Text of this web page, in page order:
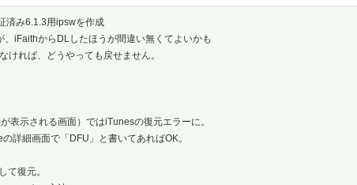
済み6.1.3用ipswを作成
iFaithからDLしたほうが間違い無くてよいかも
ければ、どうやっても戻せません。
表示される画面）ではiTunesの復元エラーに。
詳細画面で「DFU」と書いてあればOK。
て復元。